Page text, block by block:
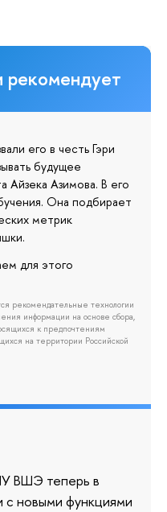
рекомендует
его в честь Гэри
будущее
Айзека Азимова. В его
Она подбирает
метрик
для этого
рекомендательные технологии
информации на основе сбора,
к предпочтениям
на территории Российской
ВШЭ теперь в
с новыми функциями